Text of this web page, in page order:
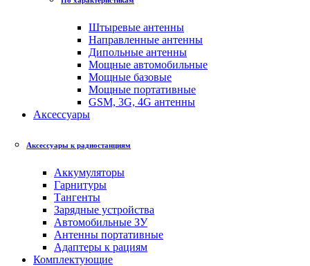
Штыревые антенны
Направленные антенны
Дипольные антенны
Мощные автомобильные
Мощные базовые
Мощные портативные
GSM, 3G, 4G антенны
Аксессуары
Аксессуары к радиостанциям
Аккумуляторы
Гарнитуры
Тангенты
Зарядные устройства
Автомобильные ЗУ
Антенны портативные
Адаптеры к рациям
Комплектующие